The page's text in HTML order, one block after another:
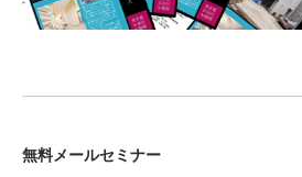
無料メールセミナー